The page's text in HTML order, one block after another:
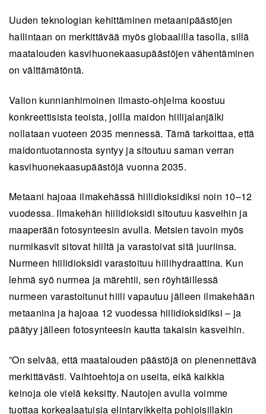
Uuden teknologian kehittäminen metaanipäästöjen
hallintaan on merkittävää myös globaalilla tasolla, sillä
maatalouden kasvihuonekaasupäästöjen vähentäminen
on välttämätöntä.
Valion kunnianhimoinen ilmasto-ohjelma koostuu
konkreettisista teoista, joilla maidon hiilijalanjälki
nollataan vuoteen 2035 mennessä. Tämä tarkoittaa, että
maidontuotannosta syntyy ja sitoutuu saman verran
kasvihuonekaasupäästöjä vuonna 2035.
Metaani hajoaa ilmakehässä hiilidioksidiksi noin 10–12
vuodessa. Ilmakehän hiilidioksidi sitoutuu kasveihin ja
maaperään fotosynteesin avulla. Metsien tavoin myös
nurmikasvit sitovat hiiltä ja varastoivat sitä juuriinsa.
Nurmeen hiilidioksidi varastoituu hiilihydraattina. Kun
lehmä syö nurmea ja märehtii, sen röyhtäillessä
nurmeen varastoitunut hiili vapautuu jälleen ilmakehään
metaanina ja hajoaa 12 vuodessa hiilidioksidiksi – ja
päätyy jälleen fotosynteesin kautta takaisin kasveihin.
”On selvää, että maatalouden päästöjä on pienennettävä
merkittävästi. Vaihtoehtoja on useita, eikä kaikkia
keinoja ole vielä keksitty. Nautojen avulla voimme
tuottaa korkealaatuisia elintarvikkeita pohjoisillakin